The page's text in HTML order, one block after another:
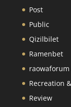
Post
Public
Qizilbilet
Ramenbet
raowaforum
Recreation
Review